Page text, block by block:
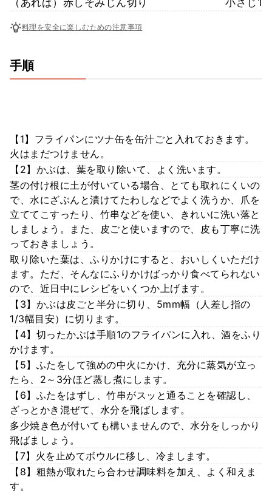
料理を安全に楽しむための注意事項
手順
【1】フライパンにツナ缶を缶汁ごと入れておきます。
火はまだつけません。
【2】かぶは、葉を取り除いて、よく洗います。
茎の付け根に土が付いている場合、とても取れにくいの
で、水にざぶんと漬けてたわしなどでよく洗うか、爪を
立ててこすったり、竹串などを使い、きれいに洗い落と
しましょう。また、皮ごと使いますので、皮も丁寧に洗
っておきましょう。
取り除いた葉は、ふりかけにすると、おいしくいただけ
ます。ただ、そんなにふりかけばっかり食べてられない
ので、近日中にレシピをいくつか上げます。
【3】かぶは皮ごと半分に切り、5mm幅（人差し指の
1/3幅目安）に切ります。
【4】切ったかぶは手順1のフライパンに入れ、酒をふり
かけます。
【5】ふたをして強めの中火にかけ、充分に蒸気が立っ
たら、2～3分ほど蒸し煮にします。
【6】ふたをはずし、竹串がスッと通ることを確認し、
ざっとかき混ぜて、水分を飛ばします。
多少焼き色が付いても構いませんので、水分をしっかり
飛ばましょう。
【7】火を止めてボウルに移し、冷まします。
【8】粗熱が取れたら合わせ調味料を加え、よく和えま
す。